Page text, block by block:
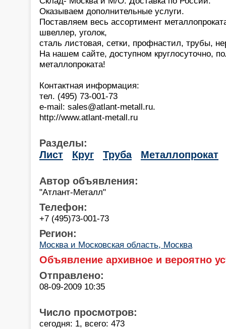
Оказываем дополнительные услуги.
Поставляем весь ассортимент
швеллер, уголок,
сталь листовая, сетки, профнастил, трубы,
На нашем сайте, доступном круглосуточно,
металлопроката!
Контактная информация:
тел. (495) 73-001-73
e-mail: sales@atlant-metall.ru.
http://www.atlant-metall.ru
Разделы:
Лист
Круг Труба Металлопрокат
Автор объявления:
"Атлант-Металл"
Телефон:
+7 (495)73-001-73
Регион:
Москва и Московская область, Москва
Объявление архивное и вероятно
Отправлено:
08-09-2009 10:35
Число просмотров:
сегодня: 1, всего: 473